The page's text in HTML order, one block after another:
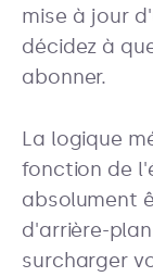
mise à jour
décidez à
abonner.
La logique
fonction de
absolument
d'arrière-
surcharger